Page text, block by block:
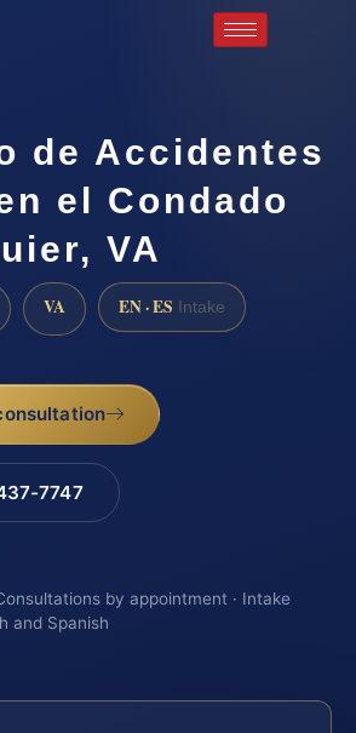
de Accidentes
el Condado
VA
VA EN · ES Intake
7747
by appointment · Intake
and Spanish